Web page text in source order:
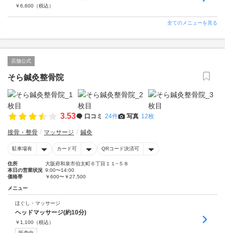
￥6,600 （税込）
全てのメニューを見る
店舗公式
そら鍼灸整骨院
3.53 口コミ 24件 写真 12枚
接骨・整骨 マッサージ 鍼灸
駐車場有 カード可 QRコード決済可
住所
大阪府和泉市伯太町６丁目１１−５８
本日の営業状況 9:00〜14:00
価格帯
￥600〜￥27,500
メニュー
ほぐし・マッサージ
ヘッドマッサージ(約10分)
￥ 1,100 （税込）